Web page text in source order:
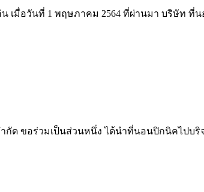
เมื่อวันที่ 1 พฤษภาคม 2564 ที่ผ่านมา บริษัท ที่
กัด ขอร่วมเป็นส่วนหนึ่ง ได้นำที่นอนปิกนิคไปบ